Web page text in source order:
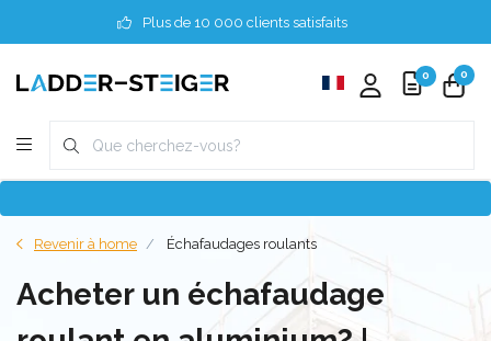
Plus de 10 000 clients satisfaits
0 0
Revenir à home Échafaudages roulants
Acheter un échafaudage